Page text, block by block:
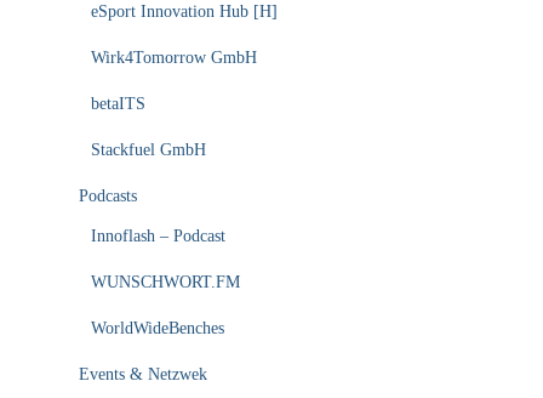
eSport Innovation Hub [H]
Wirk4Tomorrow GmbH
betaITS
Stackfuel GmbH
Podcasts
Innoflash – Podcast
WUNSCHWORT.FM
WorldWideBenches
Events & Netzwek